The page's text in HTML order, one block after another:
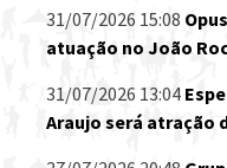
31/07/2026 15:08
atuação no João
31/07/2026 13:04
Araujo será atração